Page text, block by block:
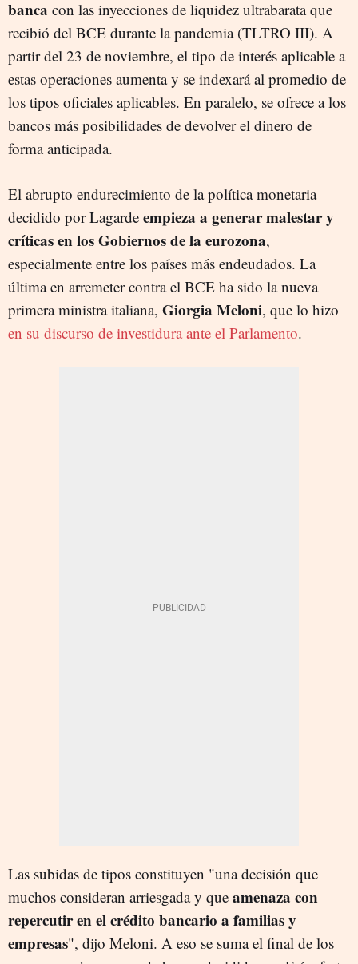
banca con las inyecciones de liquidez ultrabarata que
recibió del BCE durante la pandemia (TLTRO III). A
partir del 23 de noviembre, el tipo de interés aplicable a
estas operaciones aumenta y se indexará al promedio de
los tipos oficiales aplicables. En paralelo, se ofrece a los
bancos más posibilidades de devolver el dinero de
forma anticipada.
El abrupto endurecimiento de la política monetaria
decidido por Lagarde empieza a generar malestar y
críticas en los Gobiernos de la eurozona,
especialmente entre los países más endeudados. La
última en arremeter contra el BCE ha sido la nueva
primera ministra italiana, Giorgia Meloni, que lo hizo
en su discurso de investidura ante el Parlamento.
Las subidas de tipos constituyen "una decisión que
muchos consideran arriesgada y que amenaza con
repercutir en el crédito bancario a familias y
empresas", dijo Meloni. A eso se suma el final de los